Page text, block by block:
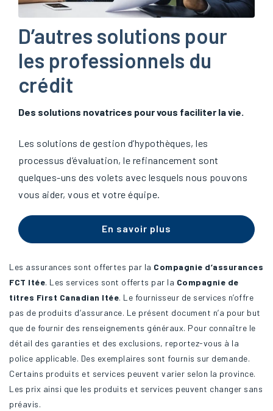
D’autres solutions pour
les professionnels du
crédit
Des solutions novatrices pour vous faciliter la vie.
Les solutions de gestion d’hypothèques, les
processus d’évaluation, le refinancement sont
quelques-uns des volets avec lesquels nous pouvons
vous aider, vous et votre équipe.
En savoir plus
Les assurances sont offertes par la Compagnie d’assurances
FCT ltée. Les services sont offerts par la Compagnie de
titres First Canadian ltée. Le fournisseur de services n’offre
pas de produits d’assurance. Le présent document n’a pour but
que de fournir des renseignements généraux. Pour connaître le
détail des garanties et des exclusions, reportez-vous à la
police applicable. Des exemplaires sont fournis sur demande.
Certains produits et services peuvent varier selon la province.
Les prix ainsi que les produits et services peuvent changer sans
préavis.